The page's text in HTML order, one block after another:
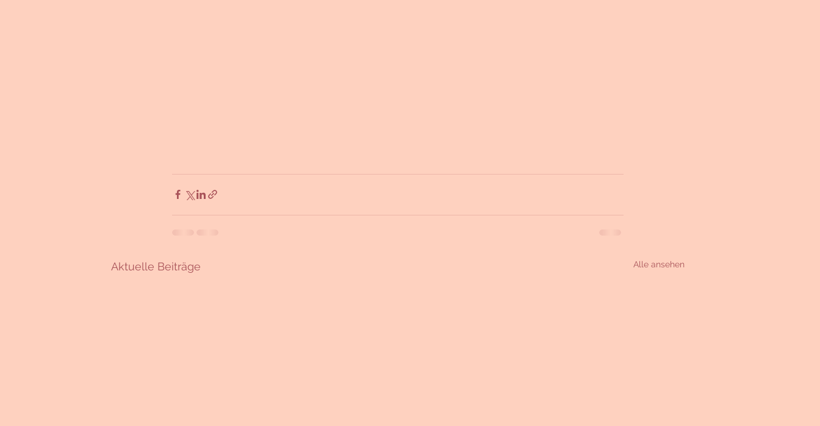
Aktuelle Beiträge Alle ansehen